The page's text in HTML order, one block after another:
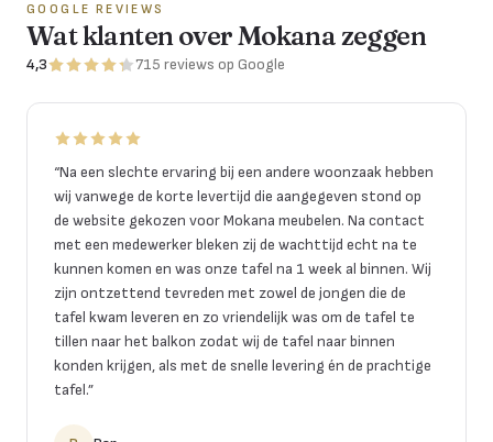
GOOGLE REVIEWS
Wat klanten over Mokana zeggen
4,3 715 reviews op Google
“Na een slechte ervaring bij een andere woonzaak hebben
wij vanwege de korte levertijd die aangegeven stond op
de website gekozen voor Mokana meubelen. Na contact
met een medewerker bleken zij de wachttijd echt na te
kunnen komen en was onze tafel na 1 week al binnen. Wij
zijn ontzettend tevreden met zowel de jongen die de
tafel kwam leveren en zo vriendelijk was om de tafel te
tillen naar het balkon zodat wij de tafel naar binnen
konden krijgen, als met de snelle levering én de prachtige
tafel.”